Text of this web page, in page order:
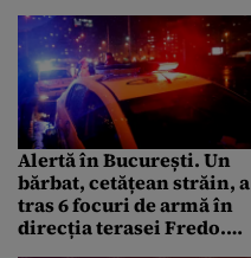
Alertă în București. Un
bărbat, cetățean străin, a
tras 6 focuri de armă în
direcția terasei Fredo.